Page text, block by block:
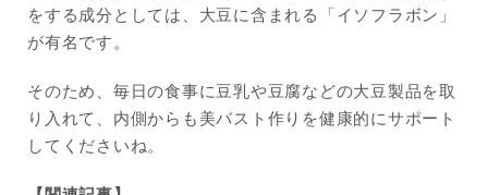
をする成分としては、大豆に含まれる「イソフラボン」
が有名です。
そのため、毎日の食事に豆乳や豆腐などの大豆製品を取
り入れて、内側からも美バスト作りを健康的にサポート
してくださいね。